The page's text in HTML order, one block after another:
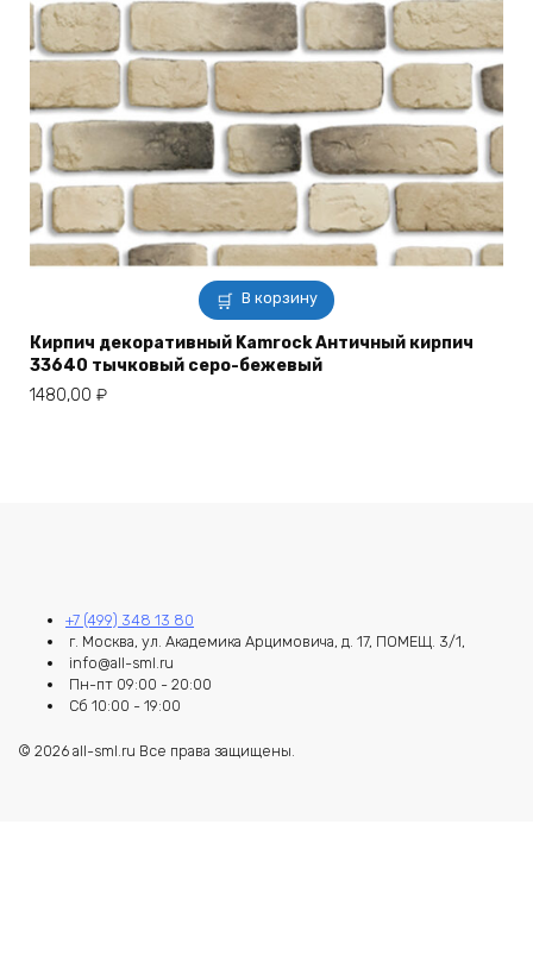
В корзину
Кирпич декоративный Kamrock Античный кирпич
33640 тычковый серо-бежевый
1480,00 ₽
+7 (499) 348 13 80
г. Москва, ул. Академика Арцимовича, д. 17, ПОМЕЩ. 3/1,
info@all-sml.ru
Пн-пт 09:00 - 20:00
Сб 10:00 - 19:00
© 2026 all-sml.ru Все права защищены.